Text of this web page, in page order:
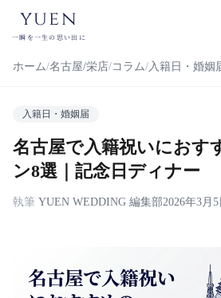
yuen
一瞬を一生の思い出に
ホーム 名古屋/栄店 コラム 入籍日・婚姻
入籍日・婚姻届
名古屋で入籍祝いにおす
ン8選｜記念日ディナー
執筆 YUEN WEDDING 編集部2026年3月5